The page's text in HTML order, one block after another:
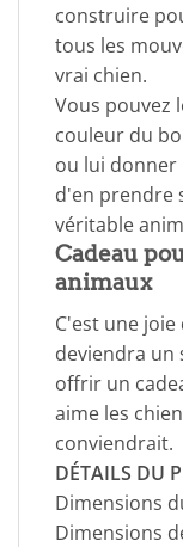
construire
tous les
vrai chien.
Vous pouvez
couleur du
ou lui donner
d'en prendre
véritable
Cadeau
animaux
C'est une
deviendra un
offrir un
aime les
conviendrait.
DÉTAILS DU
Dimensions
Dimensions